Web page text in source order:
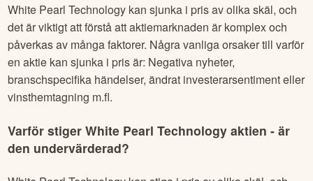
White Pearl Technology kan sjunka i pris av olika skäl, och
det är viktigt att förstå att aktiemarknaden är komplex och
påverkas av många faktorer. Några vanliga orsaker till varför
en aktie kan sjunka i pris är: Negativa nyheter,
branschspecifika händelser, ändrat investerarsentiment eller
vinsthemtagning m.fl.
Varför stigerWhite Pearl Technology aktien - är
den undervärderad?